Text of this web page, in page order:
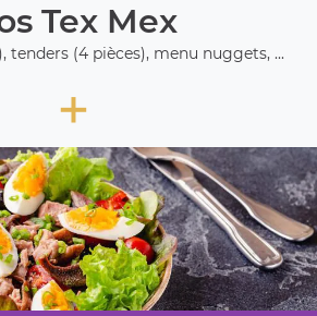
Tex Mex
tenders (4 pièces), menu nuggets, ...
+